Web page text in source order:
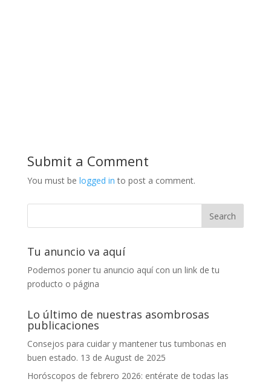
Submit a Comment
You must be logged in to post a comment.
Tu anuncio va aquí
Podemos poner tu anuncio aquí con un link de tu
producto o página
Lo último de nuestras asombrosas
publicaciones
Consejos para cuidar y mantener tus tumbonas en
buen estado. 13 de August de 2025
Horóscopos de febrero 2026: entérate de todas las